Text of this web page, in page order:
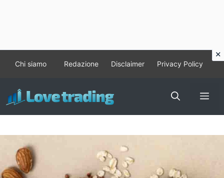
contenuto
Chi siamo Redazione Disclaimer Privacy Policy